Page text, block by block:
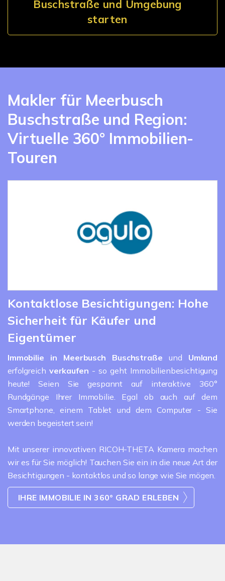
Buschstraße und Umgebung
starten
Makler für Meerbusch
Buschstraße und Region:
Virtuelle 360° Immobilien-
Touren
Kontaktlose Besichtigungen: Hohe
Sicherheit für Käufer und
Eigentümer
Immobilie in Meerbusch Buschstraße und Umland
erfolgreich verkaufen - so geht Immobilienbesichtigung
heute! Seien Sie gespannt auf interaktive 360°
Rundgänge Ihrer Immobilie. Egal ob auch auf dem
Smartphone, einem Tablet und dem Computer - Sie
werden begeistert sein!
Mit unserer innovativen RICOH-THETA Kamera machen
wir es für Sie möglich! Tauchen Sie ein in die neue Art der
Besichtigungen - kontaktlos und so lange wie Sie mögen.
IHRE IMMOBILIE IN 360° GRAD ERLEBEN